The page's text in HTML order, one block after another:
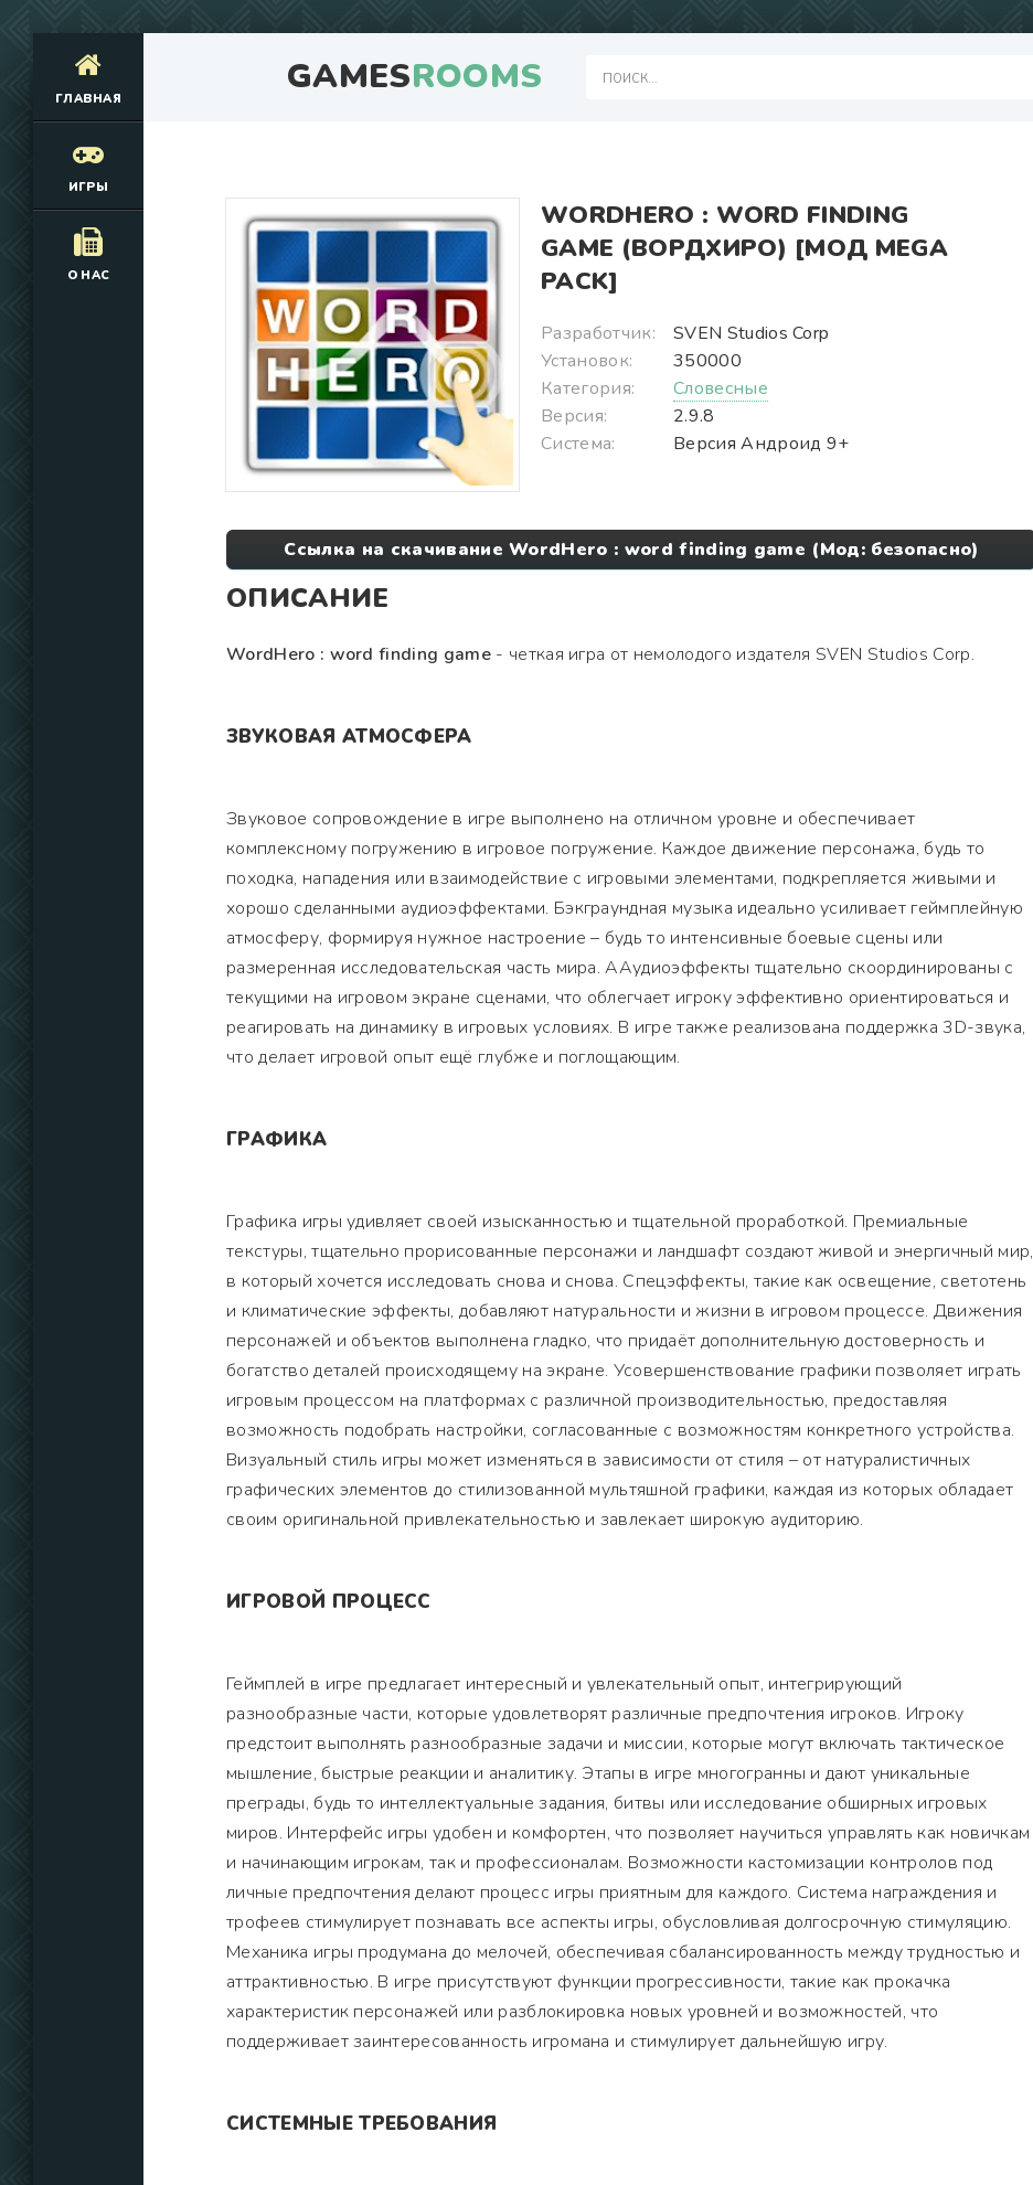
GAMESROOMS
ГЛАВНАЯ
ИГРЫ
О НАС
WORDHERO : WORD FINDING
GAME (ВОРДХИРО) [МОД MEGA
PACK]
Разработчик:
SVEN Studios Corp
Установок:
350000
Категория:
Словесные
Версия:
2.9.8
Система:
Версия Андроид 9+
Ссылка на скачивание WordHero : word finding game (Мод: безопасно)
ОПИСАНИЕ
WordHero : word finding game- четкая игра от немолодого издателя SVEN Studios Corp.
ЗВУКОВАЯ АТМОСФЕРА
Звуковое сопровождение в игре выполнено на отличном уровне и обеспечивает
комплексному погружению в игровое погружение. Каждое движение персонажа, будь то
походка, нападения или взаимодействие с игровыми элементами, подкрепляется живыми и
хорошо сделанными аудиоэффектами. Бэкграундная музыка идеально усиливает геймплейную
атмосферу, формируя нужное настроение – будь то интенсивные боевые сцены или
размеренная исследовательская часть мира. ААудиоэффекты тщательно скоординированы с
текущими на игровом экране сценами, что облегчает игроку эффективно ориентироваться и
реагировать на динамику в игровых условиях. В игре также реализована поддержка 3D-звука,
что делает игровой опыт ещё глубже и поглощающим.
ГРАФИКА
Графика игры удивляет своей изысканностью и тщательной проработкой. Премиальные
текстуры, тщательно прорисованные персонажи и ландшафт создают живой и энергичный мир,
в который хочется исследовать снова и снова. Спецэффекты, такие как освещение, светотень
и климатические эффекты, добавляют натуральности и жизни в игровом процессе. Движения
персонажей и объектов выполнена гладко, что придаёт дополнительную достоверность и
богатство деталей происходящему на экране. Усовершенствование графики позволяет играть
игровым процессом на платформах с различной производительностью, предоставляя
возможность подобрать настройки, согласованные с возможностям конкретного устройства.
Визуальный стиль игры может изменяться в зависимости от стиля – от натуралистичных
графических элементов до стилизованной мультяшной графики, каждая из которых обладает
своим оригинальной привлекательностью и завлекает широкую аудиторию.
ИГРОВОЙ ПРОЦЕСС
Геймплей в игре предлагает интересный и увлекательный опыт, интегрирующий
разнообразные части, которые удовлетворят различные предпочтения игроков. Игроку
предстоит выполнять разнообразные задачи и миссии, которые могут включать тактическое
мышление, быстрые реакции и аналитику. Этапы в игре многогранны и дают уникальные
преграды, будь то интеллектуальные задания, битвы или исследование обширных игровых
миров. Интерфейс игры удобен и комфортен, что позволяет научиться управлять как новичкам
и начинающим игрокам, так и профессионалам. Возможности кастомизации контролов под
личные предпочтения делают процесс игры приятным для каждого. Система награждения и
трофеев стимулирует познавать все аспекты игры, обусловливая долгосрочную стимуляцию.
Механика игры продумана до мелочей, обеспечивая сбалансированность между трудностью и
аттрактивностью. В игре присутствуют функции прогрессивности, такие как прокачка
характеристик персонажей или разблокировка новых уровней и возможностей, что
поддерживает заинтересованность игромана и стимулирует дальнейшую игру.
СИСТЕМНЫЕ ТРЕБОВАНИЯ